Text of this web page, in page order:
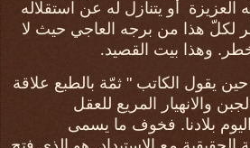
العزيزة
أو يتنازل له عن استقلاله
لكلّ هذا من برجه العاجي حيث لا
وهذا بيت القصيد.
يقول الكاتب " ثمّة بالطبع علاقة
والانهيار المريع للعقل
اليوم بلادنا. فخوف ما يسمى